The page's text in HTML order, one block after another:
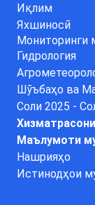
Иқлим
Яхшиносӣ
Мониторинги
Гидрология
Шӯъбаҳо ва
Соли 2025 -
Маълумоти
Нашрияҳо
Истинодҳои